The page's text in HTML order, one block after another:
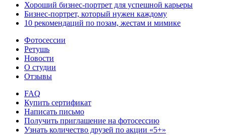
Хороший бизнес-портрет для успешной карьеры
Бизнес-портрет, который нужен каждому
10 рекомендаций по позам, жестам и мимике
Фотосессии
Ретушь
Новости
О студии
Отзывы
FAQ
Купить сертификат
Написать письмо
Получить приглашение на фотосессию
Узнать количество друзей по акции «5+»